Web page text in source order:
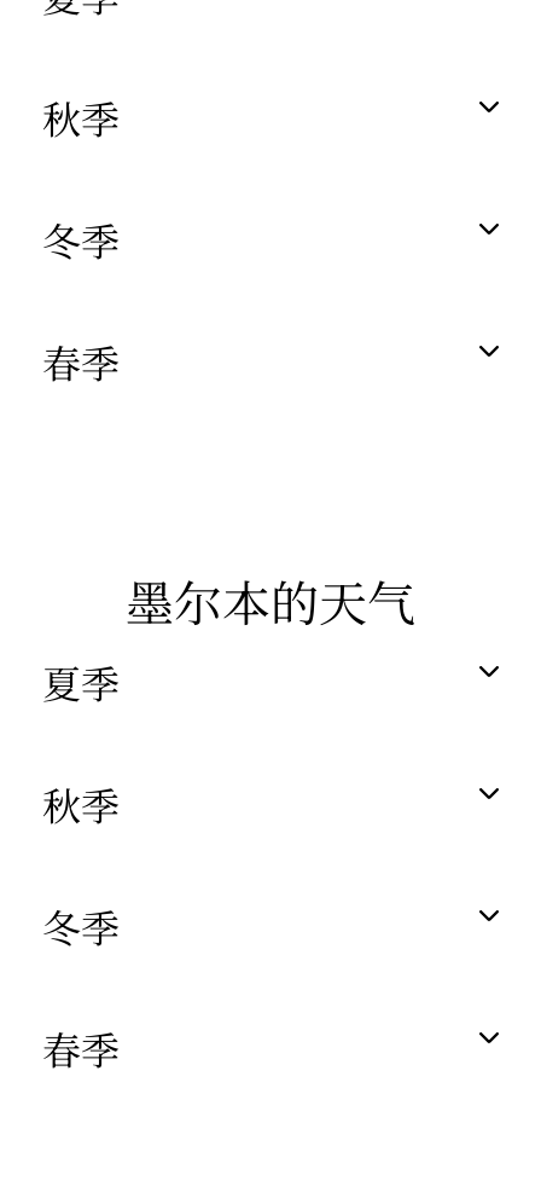
秋季
冬季
春季
墨尔本的天气
夏季
秋季
冬季
春季